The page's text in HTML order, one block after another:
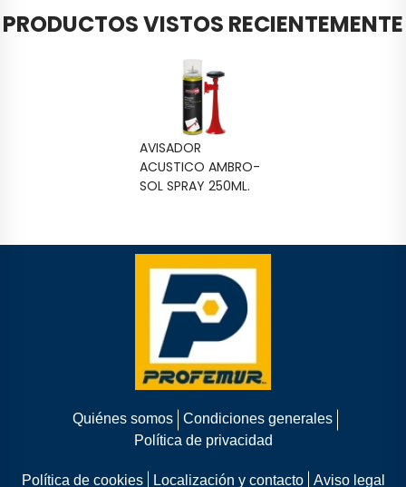
PRODUCTOS VISTOS RECIENTEMENTE
AVISADOR
ACUSTICO AMBRO-
SOL SPRAY 250ML.
Quiénes somos
Condiciones generales
Política de privacidad
Política de cookies Localización y contacto Aviso legal